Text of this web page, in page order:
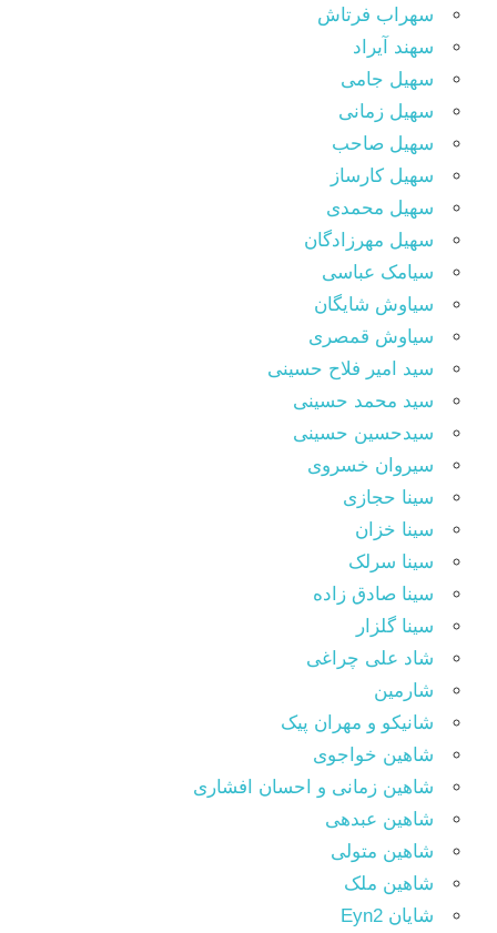
سهراب فرتاش
سهند آیراد
سهیل جامی
سهیل زمانی
سهیل صاحب
سهیل کارساز
سهیل محمدی
سهیل مهرزادگان
سیامک عباسی
سیاوش شایگان
سیاوش قمصری
سید امیر فلاح حسینی
سید محمد حسینی
سیدحسین حسینی
سیروان خسروی
سینا حجازی
سینا خزان
سینا سرلک
سینا صادق زاده
سینا گلزار
شاد علی چراغی
شارمین
شانیکو و مهران پیک
شاهین خواجوی
شاهین زمانی و احسان افشاری
شاهین عبدهی
شاهین متولی
شاهین ملک
شایان Eyn2